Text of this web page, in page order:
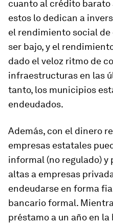
cuanto al crédito barato
estos lo dedican a
el rendimiento social de
ser bajo, y el
dado el veloz ritmo de
infraestructuras en las
tanto, los municipios
endeudados.
Además, con el dinero
empresas estatales
informal (no regulado) y
altas a empresas
endeudarse en forma
bancario formal.
préstamo a un año en